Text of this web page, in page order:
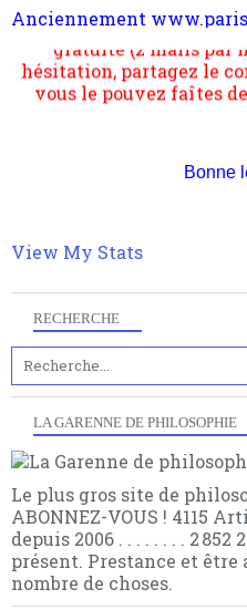
RECHERCHE
LA GARENNE DE PHILOSOPHIE
Le plus gros site de
ABONNEZ-VOUS ! 4115
depuis 2006 . . . . . . . . 2
présent. Prestance et être
nombre de choses.
2006 lors du mouvement
l'actualité et de
s'occupe plus largement
transformation dans les
suivant la pensée du
quantique, résolvant la
articles pour être apte à
gratuite (2 mails par
hésitation, partagez le
vous le pouvez faîtes
Bonne
View My Stats